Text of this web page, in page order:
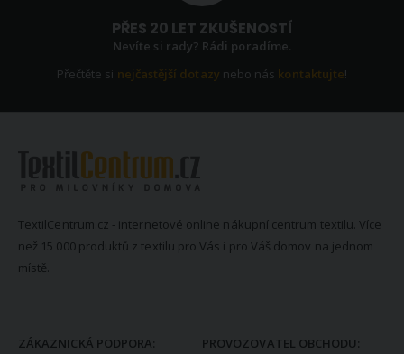
PŘES 20 LET ZKUŠENOSTÍ
Nevíte si rady? Rádi poradíme.
Přečtěte si nejčastější dotazy nebo nás kontaktujte!
TextilCentrum.cz - internetové online nákupní centrum textilu. Více
než 15 000 produktů z textilu pro Vás i pro Váš domov na jednom
místě.
ZÁKAZNICKÁ PODPORA:
PROVOZOVATEL OBCHODU: